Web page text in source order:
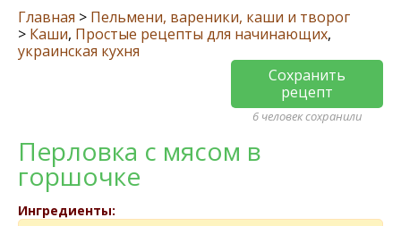
Главная > Пельмени, вареники, каши и творог
> Каши, Простые рецепты для начинающих,
украинская кухня
Сохранить
рецепт
6 человек сохранили
Перловка с мясом в
горшочке
Ингредиенты: